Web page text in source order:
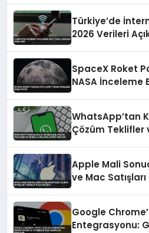
Türkiye’de
2026 Verileri
SpaceX Roket
NASA İnceleme
WhatsApp’tan
Çözüm Teklifler
Apple Mali
ve Mac
Google
Entegrasyonu: